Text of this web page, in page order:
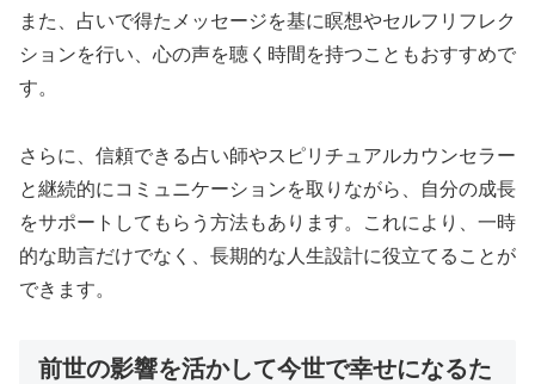
また、占いで得たメッセージを基に瞑想やセルフリフレク
ションを行い、心の声を聴く時間を持つこともおすすめで
す。
さらに、信頼できる占い師やスピリチュアルカウンセラー
と継続的にコミュニケーションを取りながら、自分の成長
をサポートしてもらう方法もあります。これにより、一時
的な助言だけでなく、長期的な人生設計に役立てることが
できます。
前世の影響を活かして今世で幸せになるた